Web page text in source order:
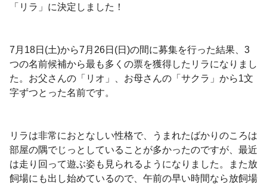
「リラ」に決定しました！
7 月 18日 (土)から7 月 26日 (日 )の間に募集を行った結果、 3
つの名前候補から最も多くの票を獲得したリラになりまし
た。お父さんの「リオ」、お母さんの「サクラ」から1文
字ずつとった名前です。
リラは非常におとなしい性格で、うまれたばかりのころは
部屋の隅でじっとしていることが多かったのですが、最近
は走り回って遊ぶ姿も見られるようになりました。また放
飼場にも出し始めているので、午前の早い時間なら放飼場